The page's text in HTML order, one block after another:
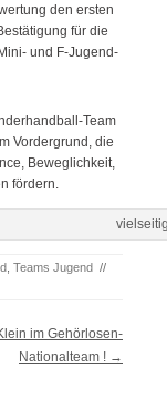
den ersten
für die
und F-Jugend-
Team
Vordergrund, die
Beweglichkeit,
fördern.
Teams Jugend //
im Gehörlosen-
Nationalteam ! →